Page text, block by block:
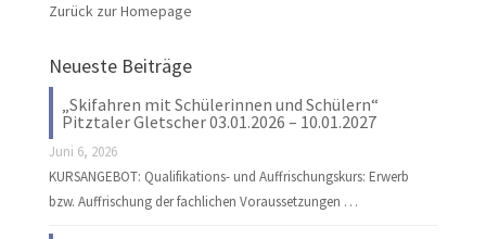
Zurück zur Homepage
Neueste Beiträge
„Skifahren mit Schülerinnen und Schülern“
Pitztaler Gletscher 03.01.2026 – 10.01.2027
Juni 6, 2026
KURSANGEBOT: Qualifikations- und Auffrischungskurs: Erwerb
bzw. Auffrischung der fachlichen Voraussetzungen …